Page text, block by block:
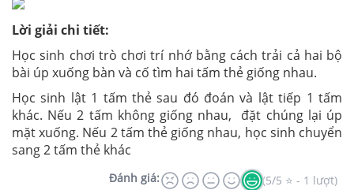
Lời giải chi tiết:
Học sinh chơi trò chơi trí nhớ bằng cách trải cả hai bộ
bài úp xuống bàn và cố tìm hai tấm thẻ giống nhau.
Học sinh lật 1 tấm thẻ sau đó đoán và lật tiếp 1 tấm
khác. Nếu 2 tấm không giống nhau, đặt chúng lại úp
mặt xuống. Nếu 2 tấm thẻ giống nhau, học sinh chuyển
sang 2 tấm thẻ khác
Đánh giá: (5/5 ⭐ - 1 lượt)